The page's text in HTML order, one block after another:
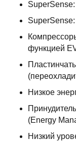
SuperSense:
функцией
Низкое
(Energy
Низкий